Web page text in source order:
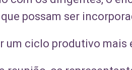
possam ser
um ciclo produtivo mais